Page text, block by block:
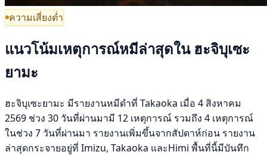
ความเสี่ยงต่ำ
แนวโน้มเหตุการณ์หมีล่าสุดใน ฮะจิบุเซะ
ยามะ
ฮะจิบุเซะยามะ มีรายงานหมีดำที่ Takaoka เมื่อ 4 สิงหาคม
2569 ช่วง 30 วันที่ผ่านมามี 12 เหตุการณ์ รวมถึง 4 เหตุการณ์
ในช่วง 7 วันที่ผ่านมา รายงานเพิ่มขึ้นจากสัปดาห์ก่อน รายงาน
ล่าสุดกระจายอยู่ที่ Imizu, Takaoka และHimi พื้นที่นี้มีบันทึก